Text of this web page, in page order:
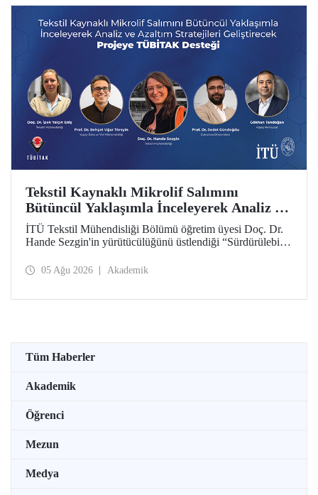
Tekstil Kaynaklı Mikrolif Salımını
Bütüncül Yaklaşımla İnceleyerek Analiz ve
Azaltım Stratejileri Geliştirecek Projeye
TÜBİTAK Desteği
İTÜ Tekstil Mühendisliği Bölümü öğretim üyesi Doç. Dr.
Hande Sezgin'in yürütücülüğünü üstlendiği “Sürdürülebilir
Koşullarına Bağlı Mikrolif Salımı: Aşınma, UV Maruziyeti
05 Ağu 2026 Akademik
Tüm Haberler
Akademik
Öğrenci
Mezun
Medya